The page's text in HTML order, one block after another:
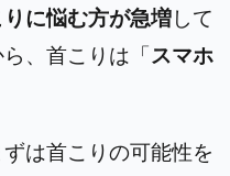
に悩む方が急増して
、首こりは「スマホ
は首こりの可能性を